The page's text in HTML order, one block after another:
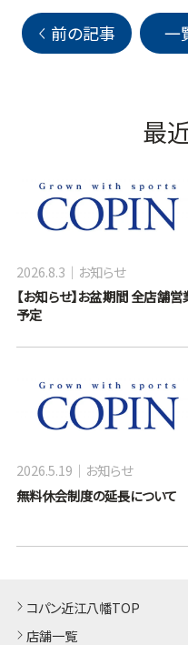
前の記事 一
最
【お知らせ】お盆期間 全店舗営
予定
2026.8.3
お知らせ
無料休会制度の延長について
2026.5.19
お知らせ
コパン近江八幡TOP
店舗一覧